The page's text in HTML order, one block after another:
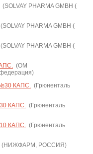
PHARMA GMBH (
PHARMA GMBH (
PHARMA GMBH (
(ОМ
КАПС.(Грюненталь
КАПС.(Грюненталь
КАПС.(Грюненталь
РОССИЯ)